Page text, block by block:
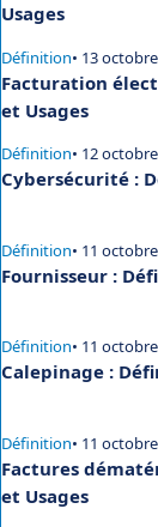
Usages
Définition• 13
Facturation
et Usages
Définition• 12
Cybersécurité :
Définition• 11
Fournisseur :
Définition• 11
Calepinage :
Définition• 11
Factures
et Usages